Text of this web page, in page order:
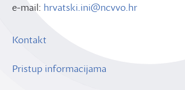
e-mail: hrvatski.ini@ncvvo.hr
Kontakt
Pristup informacijama